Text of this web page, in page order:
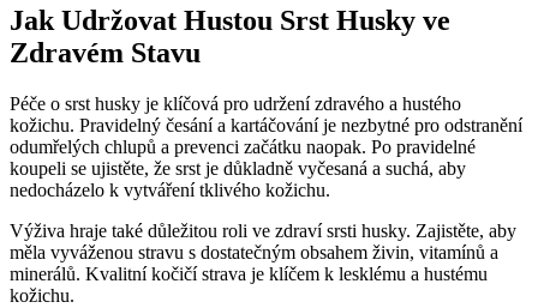
Jak Udržovat Hustou Srst Husky ve
Zdravém Stavu
Péče o srst husky je klíčová pro udržení zdravého a hustého
kožichu. Pravidelný česání a kartáčování je nezbytné pro odstranění
odumřelých chlupů a prevenci začátku naopak. Po pravidelné
koupeli se ujistěte, že srst je důkladně vyčesaná a suchá, aby
nedocházelo k vytváření tklivého kožichu.
Výživa hraje také důležitou roli ve zdraví srsti husky. Zajistěte, aby
měla vyváženou stravu s dostatečným obsahem živin, vitamínů a
minerálů. Kvalitní kočičí strava je klíčem k lesklému a hustému
kožichu.